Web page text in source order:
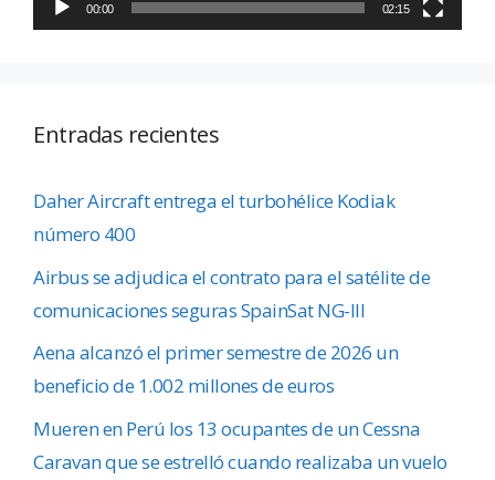
00:00 02:15
Entradas recientes
Daher Aircraft entrega el turbohélice Kodiak
número 400
Airbus se adjudica el contrato para el satélite de
comunicaciones seguras SpainSat NG-III
Aena alcanzó el primer semestre de 2026 un
beneficio de 1.002 millones de euros
Mueren en Perú los 13 ocupantes de un Cessna
Caravan que se estrelló cuando realizaba un vuelo